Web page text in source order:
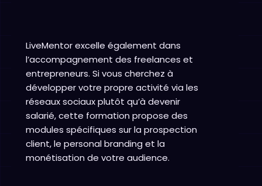
LiveMentor excelle également dans
l’accompagnement des freelances et
entrepreneurs. Si vous cherchez à
développer votre propre activité via les
réseaux sociaux plutôt qu’à devenir
salarié, cette formation propose des
modules spécifiques sur la prospection
client, le personal branding et la
monétisation de votre audience.